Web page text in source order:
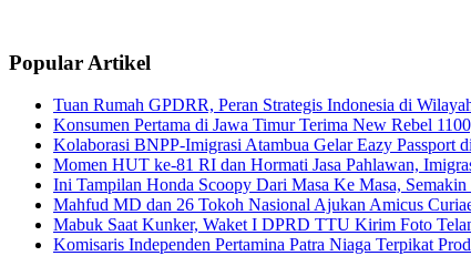
Popular Artikel
Tuan Rumah GPDRR, Peran Strategis Indonesia di
Konsumen Pertama di Jawa Timur Terima New Rebel
Kolaborasi BNPP-Imigrasi Atambua Gelar Eazy Passport
Momen HUT ke-81 RI dan Hormati Jasa Pahlawan,
Ini Tampilan Honda Scoopy Dari Masa Ke Masa, Semakin
Mahfud MD dan 26 Tokoh Nasional Ajukan Amicus
Mabuk Saat Kunker, Waket I DPRD TTU Kirim Foto
Komisaris Independen Pertamina Patra Niaga Terpikat